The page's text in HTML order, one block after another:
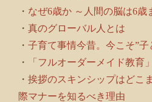
・ なぜ6歳か ～人間の脳は6歳
・ 真のグローバル人とは
・ 子育て事情今昔。今こそ”
・
「フルオーダーメイド教育
・ 挨拶のスキンシップはどこ
際マナーを知るべき理由